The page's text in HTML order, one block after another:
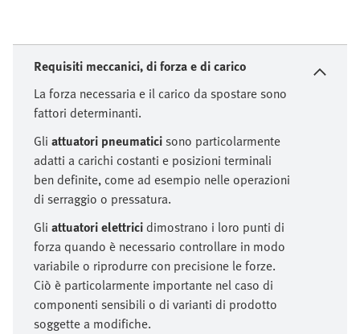
Requisiti meccanici, di forza e di carico
La forza necessaria e il carico da spostare sono
fattori determinanti.
Gli attuatori pneumatici sono particolarmente
adatti a carichi costanti e posizioni terminali
ben definite, come ad esempio nelle operazioni
di serraggio o pressatura.
Gli attuatori elettricidimostrano i loro punti di
forza quando è necessario controllare in modo
variabile o riprodurre con precisione le forze.
Ciò è particolarmente importante nel caso di
componenti sensibili o di varianti di prodotto
soggette a modifiche.